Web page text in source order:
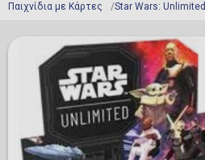
Παιχνίδια με Κάρτες Star Wars: Unlimited